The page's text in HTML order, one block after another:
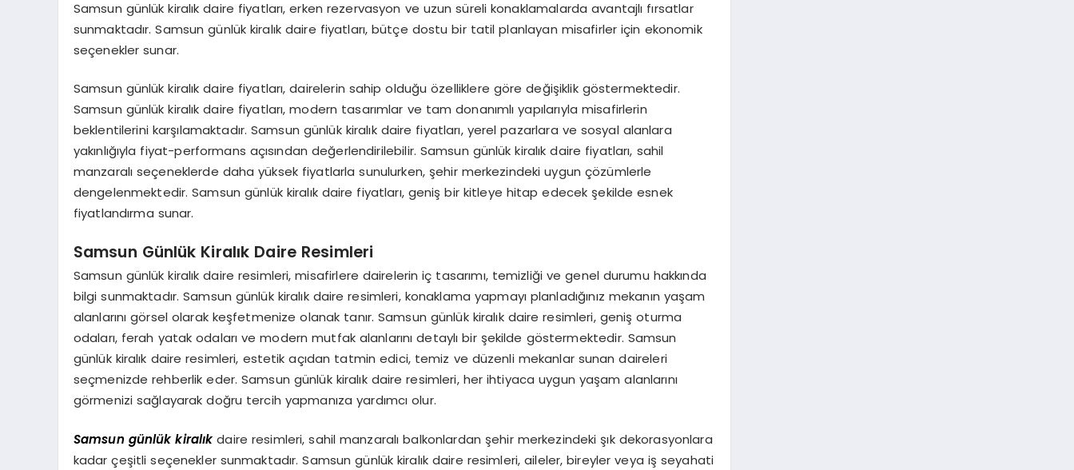
Samsun günlük kiralık daire fiyatları, erken rezervasyon ve uzun süreli konaklamalarda avantajlı fırsatlar
sunmaktadır. Samsun günlük kiralık daire fiyatları, bütçe dostu bir tatil planlayan misafirler için ekonomik
seçenekler sunar.
Samsun günlük kiralık daire fiyatları, dairelerin sahip olduğu özelliklere göre değişiklik göstermektedir.
Samsun günlük kiralık daire fiyatları, modern tasarımlar ve tam donanımlı yapılarıyla misafirlerin
beklentilerini karşılamaktadır. Samsun günlük kiralık daire fiyatları, yerel pazarlara ve sosyal alanlara
yakınlığıyla fiyat-performans açısından değerlendirilebilir. Samsun günlük kiralık daire fiyatları, sahil
manzaralı seçeneklerde daha yüksek fiyatlarla sunulurken, şehir merkezindeki uygun çözümlerle
dengelenmektedir. Samsun günlük kiralık daire fiyatları, geniş bir kitleye hitap edecek şekilde esnek
fiyatlandırma sunar.
Samsun Günlük Kiralık Daire Resimleri
Samsun günlük kiralık daire resimleri, misafirlere dairelerin iç tasarımı, temizliği ve genel durumu hakkında
bilgi sunmaktadır. Samsun günlük kiralık daire resimleri, konaklama yapmayı planladığınız mekanın yaşam
alanlarını görsel olarak keşfetmenize olanak tanır. Samsun günlük kiralık daire resimleri, geniş oturma
odaları, ferah yatak odaları ve modern mutfak alanlarını detaylı bir şekilde göstermektedir. Samsun
günlük kiralık daire resimleri, estetik açıdan tatmin edici, temiz ve düzenli mekanlar sunan daireleri
seçmenizde rehberlik eder. Samsun günlük kiralık daire resimleri, her ihtiyaca uygun yaşam alanlarını
görmenizi sağlayarak doğru tercih yapmanıza yardımcı olur.
Samsun günlük kiralık daire resimleri, sahil manzaralı balkonlardan şehir merkezindeki şık dekorasyonlara
kadar çeşitli seçenekler sunmaktadır. Samsun günlük kiralık daire resimleri, aileler, bireyler veya iş seyahati